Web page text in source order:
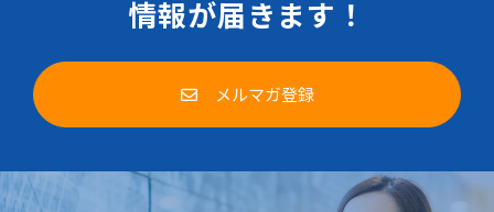
情報が届きます！
メルマガ登録